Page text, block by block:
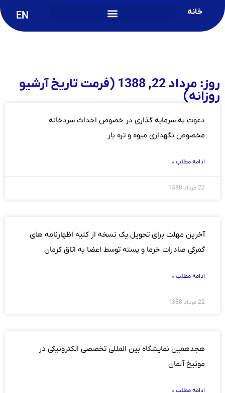
خانه EN
روز: مرداد 22, 1388 (فرمت تاریخ آرشیو
روزانه)
دعوت به سرمایه گذاری در خصوص احداث سردخانه
مخصوص نگهداری میوه و تره بار
ادامه مطلب »
22 مرداد 1388
آخرین مهلت برای تحویل یک نسخه از کلیه اظهارنامه های
گمرکی صادرات خرما و پسته توسط اعضا به اتاق کرمان
ادامه مطلب »
22 مرداد 1388
هجدهمین نمایشگاه بین المللی تخصصی الکترونیکی در
مونیخ آلمان
ادامه مطلب »